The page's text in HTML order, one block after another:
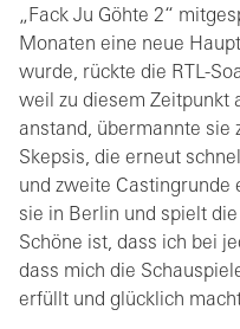
„Fack Ju Göhte 2“
Monaten eine neue
wurde, rückte die RTL-
weil zu diesem Zeitpunkt
anstand, übermannte sie
Skepsis, die erneut
und zweite Castingrunde
sie in Berlin und spielt
Schöne ist, dass ich bei
dass mich die
erfüllt und glücklich